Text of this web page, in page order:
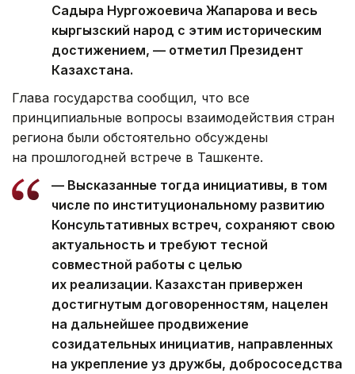
Садыра Нургожоевича Жапарова и весь
кыргызский народ с этим историческим
достижением, — отметил Президент
Казахстана.
Глава государства сообщил, что все
принципиальные вопросы взаимодействия стран
региона были обстоятельно обсуждены
на прошлогодней встрече в Ташкенте.
— Высказанные тогда инициативы, в том
числе по институциональному развитию
Консультативных встреч, сохраняют свою
актуальность и требуют тесной
совместной работы с целью
их реализации. Казахстан привержен
достигнутым договоренностям, нацелен
на дальнейшее продвижение
созидательных инициатив, направленных
на укрепление уз дружбы, добрососедства